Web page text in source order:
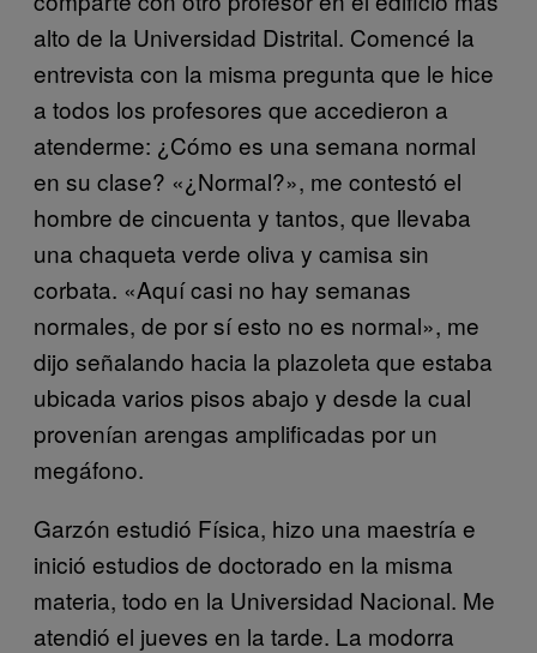
alto de la Universidad Distrital. Comencé la
entrevista con la misma pregunta que le hice
a todos los profesores que accedieron a
atenderme: ¿Cómo es una semana normal
en su clase? «¿Normal?», me contestó el
hombre de cincuenta y tantos, que llevaba
una chaqueta verde oliva y camisa sin
corbata. «Aquí casi no hay semanas
normales, de por sí esto no es normal», me
dijo señalando hacia la plazoleta que estaba
ubicada varios pisos abajo y desde la cual
provenían arengas amplificadas por un
megáfono.
Garzón estudió Física, hizo una maestría e
inició estudios de doctorado en la misma
materia, todo en la Universidad Nacional. Me
atendió el jueves en la tarde. La modorra